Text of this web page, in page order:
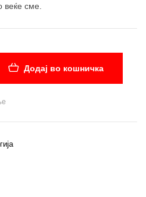
сме.
Додај во кошничка